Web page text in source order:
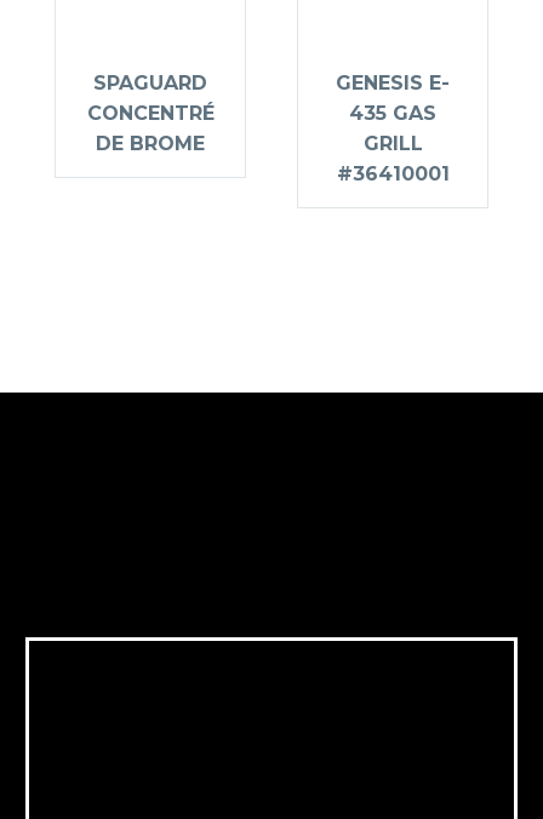
SPAGUARD
CONCENTRÉ
DE BROME
GENESIS E-
435 GAS
GRILL
#36410001